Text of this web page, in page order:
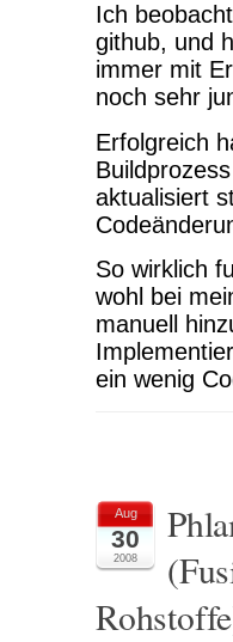
Ich
github, und
immer mit
noch sehr
Erfolgreich
aktualisiert
So wirklich
wohl bei
manuell
ein wenig
Aug
30
2008